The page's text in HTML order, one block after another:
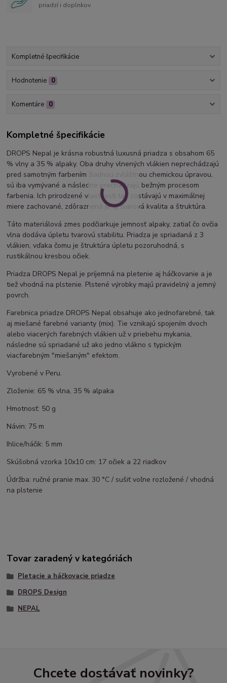
priadzí i doplnkov
Kompletné špecifikácie
Hodnotenie 0
Komentáre 0
Kompletné špecifikácie
DROPS Nepal je krásna robustná luxusná priadza s obsahom 65
% vlny a 35 % alpaky. Oba druhy vlnených vlákien neprechádzajú
pred samotným farbením žiadnou zvláštnou chemickou úpravou,
sú iba vymývané a následne prechádzajú bežným procesom
farbenia. Ich prirodzené vlastnosti tak zostávajú v maximálnej
miere zachované, zdôraznená je aj tvarová kvalita a štruktúra.
Táto materiálová zmes podčiarkuje jemnosť alpaky, zatiaľ čo ovčia
vlna dodáva úpletu tvarovú stabilitu. Priadza je spriadaná z 3
vlákien, vďaka čomu je štruktúra úpletu pozoruhodná, s
rustikálnou kresbou očiek.
Priadza DROPS Nepal je príjemná na pletenie aj háčkovanie a je
tiež vhodná na plstenie. Plstené výrobky majú pravidelný a jemný
povrch.
Farebnica priadze DROPS Nepal obsahuje ako jednofarebné, tak
aj miešané farebné varianty (mix). Tie vznikajú spojením dvoch
alebo viacerých farebných vlákien už v priebehu mykania,
následne sú spriadané už ako jedno vlákno s typickým
viacfarebným "miešaným" efektom.
Vyrobené v Peru.
Zloženie: 65 % vlna, 35 % alpaka
Hmotnosť: 50 g
Návin: 75 m
Ihlice/háčik: 5 mm
Skúšobná vzorka 10x10 cm: 17 očiek a 22 riadkov
Údržba: ručné pranie max. 30 °C / sušiť voľne rozložené / vhodná
na plstenie
Tovar zaradený v kategóriách
Pletacie a háčkovacie priadze
DROPS Design
NEPAL
Chcete dostávať novinky?